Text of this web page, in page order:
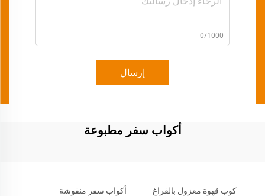
0/1000
إرسال
أكواب سفر مطبوعة
كوب قهوة معزول بالفراغ أكواب سفر منقوشة